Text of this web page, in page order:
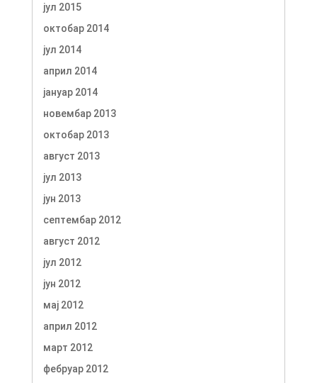
јул 2015
октобар 2014
јул 2014
април 2014
јануар 2014
новембар 2013
октобар 2013
август 2013
јул 2013
јун 2013
септембар 2012
август 2012
јул 2012
јун 2012
мај 2012
април 2012
март 2012
фебруар 2012